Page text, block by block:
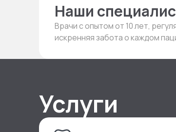
Наши
Врачи с опытом от 10 лет,
искренняя забота о каждом
Услуги